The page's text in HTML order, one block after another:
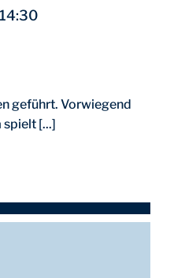
geführt. Vorwiegend
[...]